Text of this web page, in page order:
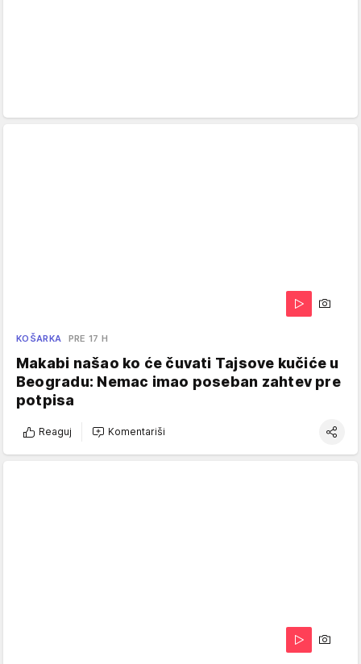
KOŠARKA PRE 17 H
Makabi našao ko će čuvati Tajsove kučiće u
Beogradu: Nemac imao poseban zahtev pre
potpisa
Reaguj Komentariši